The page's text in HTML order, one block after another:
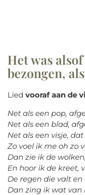
Het was
bezongen,
Lied vooraf aan de
Net als een pop,
Net als een blad,
Net als een visje,
Zo voel ik me oh zo
Dan zie ik de
En hoor ik de kreet,
De regen die valt
Dan zing ik wat van